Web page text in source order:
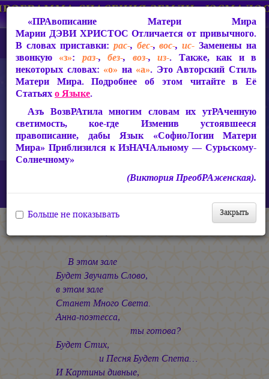
СакРАльная Поэзия Матери Мира
Песнь Сириуса
Посвящение А.Ахматовой
В этом зале
Будет Звучать Слово,
в этом зале
Станет Много Света.
Анна-поэтесса,
ты готова?
Будет Стих,
и Песня Будет Спета…
И Картины дивные,
«ПРАвописание Матери Мира
Марии ДЭВИ ХРИСТОС Отличается от привычного.
В словах приставки: рас-, бес-,вос-,ис- Заменены на
звонкую «з»: раз-,без-, воз-,из-. Также, как и в
некоторых словах: «о» на «а». Это Авторский Стиль
Матери Мира. Подробнее об этом читайте в Её
Статьяхо Языке.
Азъ ВозвРАтила многим словам их утРАченную
светимость, кое-где Изменив устоявшееся
правописание, дабы Язык «СофиоЛогии Матери
Мира» Приблизился к ИзНАЧАльному — Сурьскому-
Солнечному»
(Виктория ПреобРАженская).
Закрыть
Больше не показывать